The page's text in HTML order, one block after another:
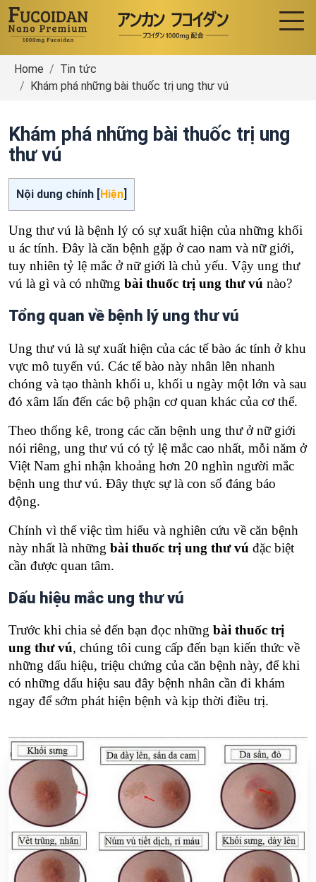
Home
Tin tức
Khám phá những bài thuốc trị ung thư vú
Khám phá những bài thuốc trị ung
thư vú
Nội dung chính [Hiện]
Ung thư vú là bệnh lý có sự xuất hiện của những khối
u ác tính. Đây là căn bệnh gặp ở cao nam và nữ giới,
tuy nhiên tỷ lệ mắc ở nữ giới là chủ yếu. Vậy ung thư
vú là gì và có những bài thuốc trị ung thư vú nào?
Tổng quan về bệnh lý ung thư vú
Ung thư vú là sự xuất hiện của các tế bào ác tính ở khu
vực mô tuyến vú. Các tế bào này nhân lên nhanh
chóng và tạo thành khối u, khối u ngày một lớn và sau
đó xâm lấn đến các bộ phận cơ quan khác của cơ thể.
Theo thống kê, trong các căn bệnh ung thư ở nữ giới
nói riêng, ung thư vú có tỷ lệ mắc cao nhất, mỗi năm ở
Việt Nam ghi nhận khoảng hơn 20 nghìn người mắc
bệnh ung thư vú. Đây thực sự là con số đáng báo
động.
Chính vì thế việc tìm hiểu và nghiên cứu về căn bệnh
này nhất là những bài thuốc trị ung thư vú đặc biệt
cần được quan tâm.
Dấu hiệu mắc ung thư vú
Trước khi chia sẻ đến bạn đọc những bài thuốc trị
ung thư vú, chúng tôi cung cấp đến bạn kiến thức về
những dấu hiệu, triệu chứng của căn bệnh này, để khi
có những dấu hiệu sau đây bệnh nhân cần đi khám
ngay để sớm phát hiện bệnh và kịp thời điều trị.